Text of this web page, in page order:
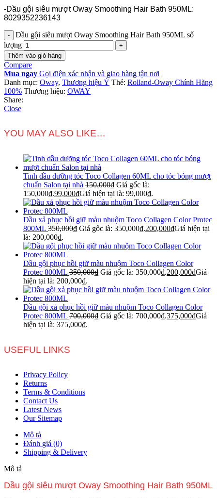
-Dầu gội siêu mượt Oway Smoothing Hair Bath 950ML:
8029352236143
Dầu gội siêu mượt Oway Smoothing Hair Bath 950ML số
lượng
Thêm vào giỏ hàng
Compare
Mua ngay Gọi điện xác nhận và giao hàng tận nơi
Danh mục: Oway, Thương hiệu Ý Thẻ: Rolland-Oway Chính Hãng
100% Thương hiệu: OWAY
Share:
Close
YOU MAY ALSO LIKE…
Tinh dầu dưỡng tóc Toco Collagen 60ML cho tóc bóng mượt
chuẩn Salon tại nhà 150,000₫ Giá gốc là:
150,000₫.99,000₫Giá hiện tại là: 99,000₫.
Dầu xả phục hồi giữ màu nhuộm Toco Collagen Color Protec
800ML 350,000₫ Giá gốc là: 350,000₫.200,000₫Giá hiện tại
là: 200,000₫.
Dầu gội phục hồi giữ màu nhuộm Toco Collagen Color
Protec 800ML 350,000₫ Giá gốc là: 350,000₫.200,000₫Giá
hiện tại là: 200,000₫.
Dầu gội xả phục hồi giữ màu nhuộm Toco Collagen Color
Protec 800ML 700,000₫ Giá gốc là: 700,000₫.375,000₫Giá
hiện tại là: 375,000₫.
USEFUL LINKS
Privacy Policy
Returns
Terms & Conditions
Contact Us
Latest News
Our Sitemap
Mô tả
Đánh giá (0)
Shipping & Delivery
Mô tả
Dầu gội siêu mượt Oway Smoothing Hair Bath 950ML